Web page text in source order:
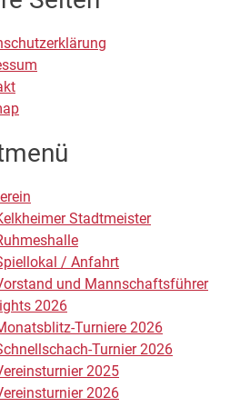
Stadtmeister
/ Anfahrt
und Mannschaftsführer
2026
Turniere 2026
Turnier 2026
2025
2026